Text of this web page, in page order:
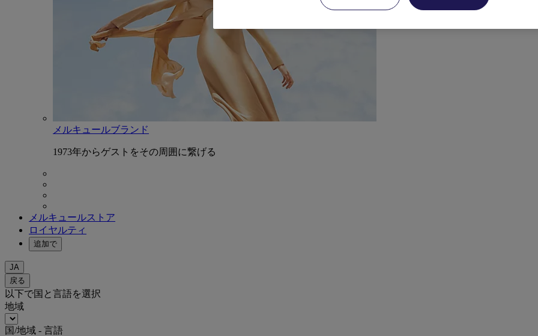
メルキュールブランド
1973年からゲストをその周囲に繋げる
メルキュールストア
ロイヤルティ
追加で
JA
戻る
以下で国と言語を選択
地域
国/地域 - 言語